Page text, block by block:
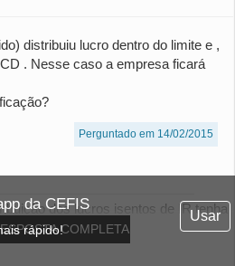
da CEFIS
rápido!
Usar
distribuiu lucro dentro do limite e ,
. Nesse caso a empresa ficará
Perguntado em 14/02/2015
COMPLETA
dos lucros isentos de IR tenha
cálculo...